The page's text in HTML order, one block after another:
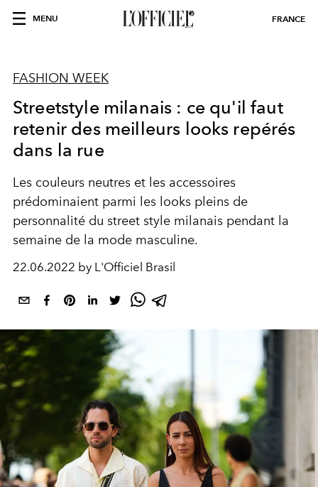
MENU FRANCE
FASHION WEEK
Streetstyle milanais : ce qu'il faut
retenir des meilleurs looks repérés
dans la rue
Les couleurs neutres et les accessoires
prédominaient parmi les looks pleins de
personnalité du street style milanais pendant la
semaine de la mode masculine.
22.06.2022 by L'Officiel Brasil